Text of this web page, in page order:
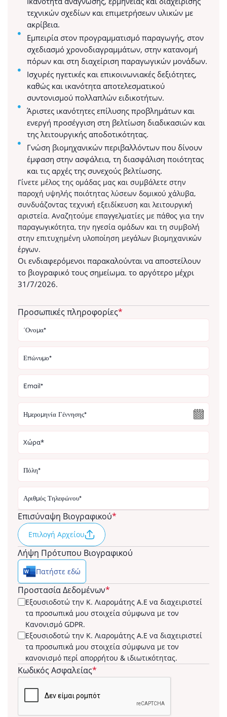
τεχνικών σχεδίων και επιμετρήσεων υλικών με
ακρίβεια.
Εμπειρία στον προγραμματισμό παραγωγής, στον
σχεδιασμό χρονοδιαγραμμάτων, στην κατανομή
πόρων και στη διαχείριση παραγωγικών μονάδων.
Ισχυρές ηγετικές και επικοινωνιακές δεξιότητες,
καθώς και ικανότητα αποτελεσματικού
συντονισμού πολλαπλών ειδικοτήτων.
Άριστες ικανότητες επίλυσης προβλημάτων και
ενεργή προσέγγιση στη βελτίωση διαδικασιών και
της λειτουργικής αποδοτικότητας.
Γνώση βιομηχανικών περιβαλλόντων που δίνουν
έμφαση στην ασφάλεια, τη διασφάλιση ποιότητας
και τις αρχές της συνεχούς βελτίωσης.
Γίνετε μέλος της ομάδας μας και συμβάλετε στην
παροχή υψηλής ποιότητας λύσεων δομικού χάλυβα,
συνδυάζοντας τεχνική εξειδίκευση και λειτουργική
αριστεία. Αναζητούμε επαγγελματίες με πάθος για την
παραγωγικότητα, την ηγεσία ομάδων και τη συμβολή
στην επιτυχημένη υλοποίηση μεγάλων βιομηχανικών
έργων.
Οι ενδιαφερόμενοι παρακαλούνται να αποστείλουν
το βιογραφικό τους σημείωμα. το αργότερο μέχρι
31/7/2026.
Προσωπικές πληροφορίες*
Country*
Επισύναψη Βιογραφικού*
Browse
Επιλογή Αρχείου
Λήψη Πρότυπου Βιογραφικού
Πατήστε εδώ
Προστασία Δεδομένων*
Εξουσιοδοτώ την Κ. Λιαρομάτης Α.Ε να διαχειριστεί
τα προσωπικά μου στοιχεία σύμφωνα με τον
Κανονισμό GDPR.
Εξουσιοδοτώ την Κ. Λιαρομάτης Α.Ε να διαχειριστεί
τα προσωπικά μου στοιχεία σύμφωνα με τον
κανονισμό περί απορρήτου & ιδιωτικότητας.
Κωδικός Ασφαλείας*